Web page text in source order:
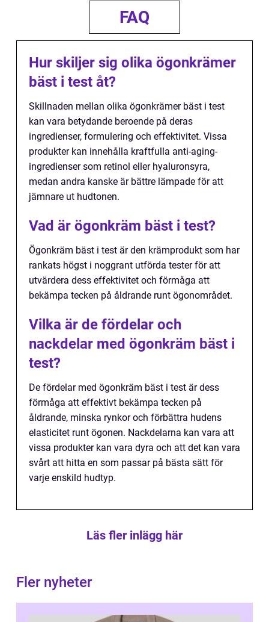
FAQ
Hur skiljer sig olika ögonkrämer
bäst i test åt?
Skillnaden mellan olika ögonkrämer bäst i test
kan vara betydande beroende på deras
ingredienser, formulering och effektivitet. Vissa
produkter kan innehålla kraftfulla anti-aging-
ingredienser som retinol eller hyaluronsyra,
medan andra kanske är bättre lämpade för att
jämnare ut hudtonen.
Vad är ögonkräm bäst i test?
Ögonkräm bäst i test är den krämprodukt som har
rankats högst i noggrant utförda tester för att
utvärdera dess effektivitet och förmåga att
bekämpa tecken på åldrande runt ögonområdet.
Vilka är de fördelar och
nackdelar med ögonkräm bäst i
test?
De fördelar med ögonkräm bäst i test är dess
förmåga att effektivt bekämpa tecken på
åldrande, minska rynkor och förbättra hudens
elasticitet runt ögonen. Nackdelarna kan vara att
vissa produkter kan vara dyra och att det kan vara
svårt att hitta en som passar på bästa sätt för
varje enskild hudtyp.
Läs fler inlägg här
Fler nyheter